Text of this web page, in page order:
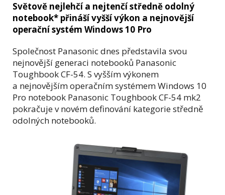
Světově nejlehčí a nejtenčí středně odolný
notebook* přináší vyšší výkon a nejnovější
operační systém Windows 10 Pro
Společnost Panasonic dnes představila svou
nejnovější generaci notebooků Panasonic
Toughbook CF-54. S vyšším výkonem
a nejnovějším operačním systémem Windows 10
Pro notebook Panasonic Toughbook CF-54 mk2
pokračuje v novém definování kategorie středně
odolných notebooků.